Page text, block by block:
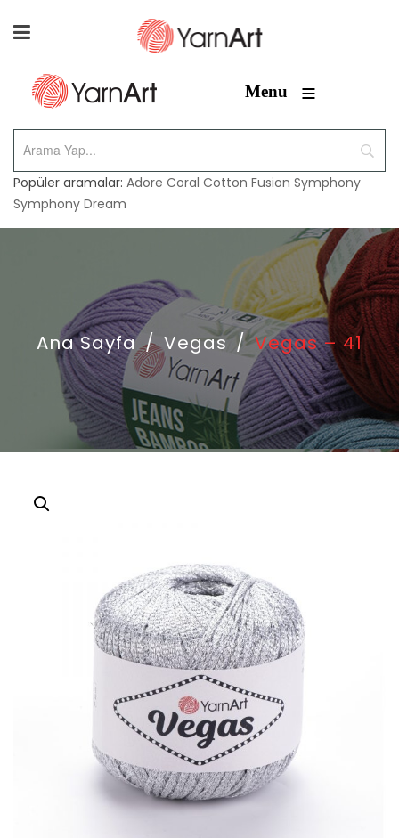
Menu ≡
Popüler aramalar: Adore Coral Cotton Fusion Symphony
Symphony Dream
Ana Sayfa / Vegas / Vegas – 41